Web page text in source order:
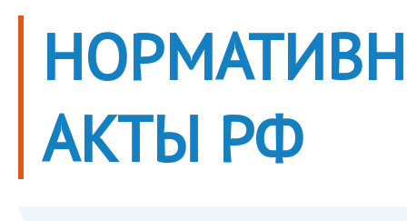
АКТЫ РФ